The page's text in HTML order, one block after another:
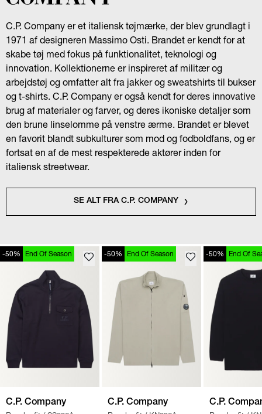
C.P. Company er et italiensk tøjmærke, der blev grundlagt i
1971 af designeren Massimo Osti. Brandet er kendt for at
skabe tøj med fokus på funktionalitet, teknologi og
innovation. Kollektionerne er inspireret af militær og
arbejdstøj og omfatter alt fra jakker og sweatshirts til bukser
og t-shirts. C.P. Company er også kendt for deres innovative
brug af materialer og farver, og deres ikoniske detaljer som
den brune linselomme på venstre ærme. Brandet er blevet
en favorit blandt subkulturer som mod og fodboldfans, og er
fortsat en af de mest respekterede aktører inden for
italiensk streetwear.
SE ALT FRA C.P. COMPANY
-50% End Of Season
C.P. Company
-50% End Of Season
C.P. Company
-50% End Of
C.P.